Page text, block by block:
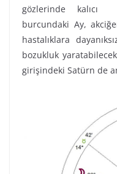
gözlerinde kalıcı
burcundaki Ay,
hastalıklara
bozukluk
girişindeki Satürn de